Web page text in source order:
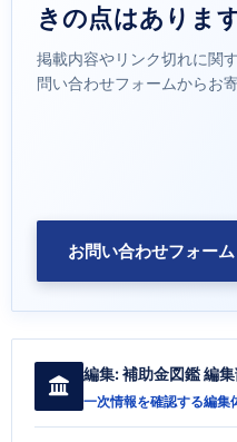
きの点はありま
掲載内容やリンク切れに関
問い合わせフォームからお
お問い合わせフォーム
編集:補助金図鑑 編
一次情報を確認する編集